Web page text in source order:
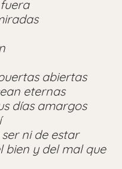
abiertas
eternas
días amargos
ni de estar
bien y del mal que